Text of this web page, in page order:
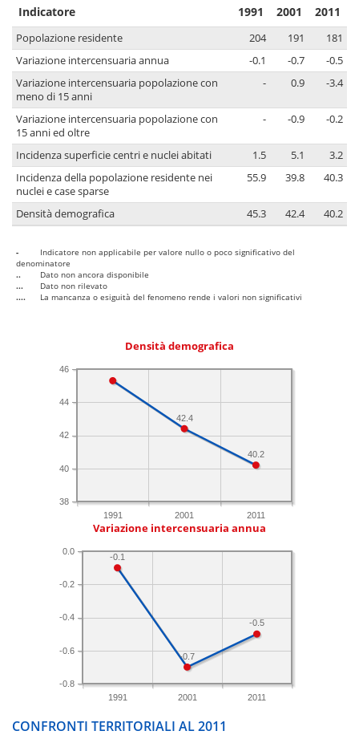
Indicatore 1991 2001 2011
Popolazione residente 204 191
181
Variazione intercensuaria annua
-0.1 -0.7
-0.5
Variazione intercensuaria popolazione con
meno di 15 anni
- 0.9 -3.4
Variazione intercensuaria popolazione con
15 anni ed oltre
- -0.9 -0.2
Incidenza superficie centri e nuclei abitati 1.5 5.1
3.2
Incidenza della popolazione residente nei
nuclei e case sparse
55.9 39.8 40.3
Densità demografica 45.3 42.4 40.2
-
Indicatore non applicabile per valore nullo o poco significativo del
denominatore
..
Dato non ancora disponibile
...
Dato non rilevato
....
La mancanza o esiguità del fenomeno rende i valori non significativi
Densità demografica
1991 2001 2011
38
40
42
44
46
40.2
42.4
Variazione intercensuaria annua
1991 2001 2011
-0.8
-0.6
-0.4
-0.2
0.0
-0.5
-0.7
-0.1
CONFRONTI TERRITORIALI AL 2011